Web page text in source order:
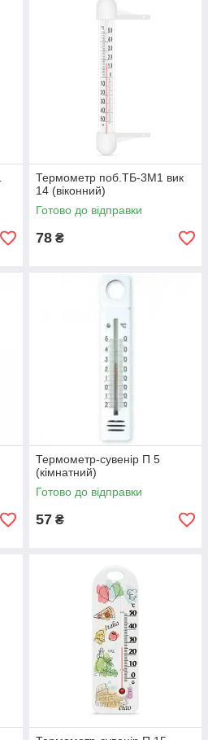
Термометр поб.ТБ-3М1 вик
14 (віконний)
Готово до відправки
78 ₴
Термометр-сувенір П 5
(кімнатний)
Готово до відправки
57 ₴